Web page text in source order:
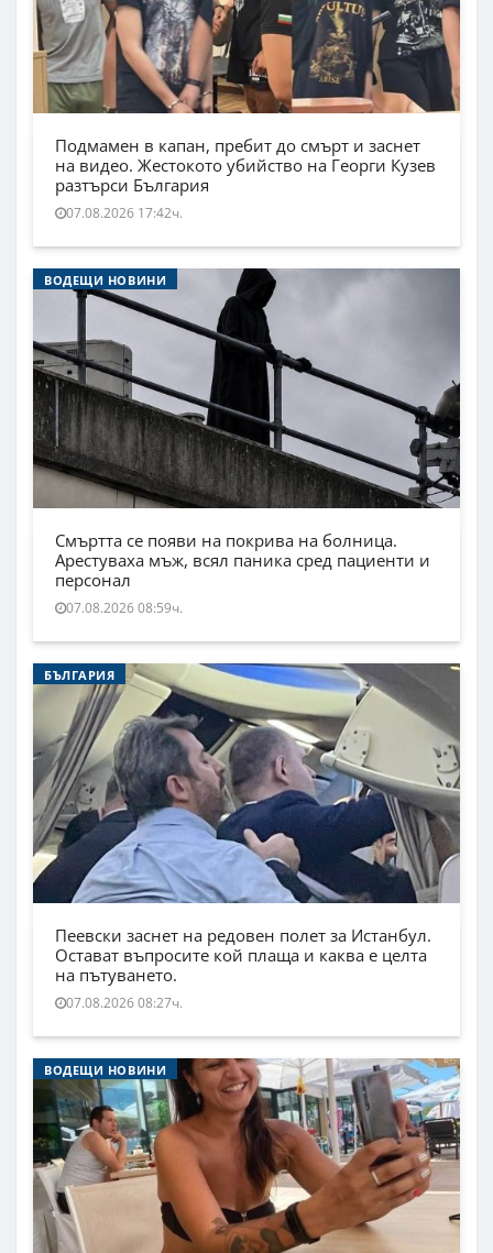
Подмамен в капан, пребит до смърт и заснет
на видео. Жестокото убийство на Георги Кузев
разтърси България
07.08.2026 17:42ч.
ВОДЕЩИ НОВИНИ
Смъртта се появи на покрива на болница.
Арестуваха мъж, всял паника сред пациенти и
персонал
07.08.2026 08:59ч.
БЪЛГАРИЯ
Пеевски заснет на редовен полет за Истанбул.
Остават въпросите кой плаща и каква е целта
на пътуването.
07.08.2026 08:27ч.
ВОДЕЩИ НОВИНИ